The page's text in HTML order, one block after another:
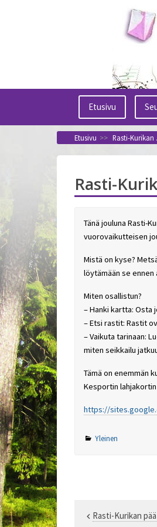
Etusivu
Etusivu >> Rasti-Kurikan
Rasti-
Tänä jouluna Rasti-
vuorovaikutteisen
Mistä on kyse?
löytämään se ennen
Miten osallistun?
– Hanki kartta: Osta
– Etsi rastit: Rastit
– Vaikuta tarinaan:
miten seikkailu
Tämä on enemmän
Kesportin
https://
Yleinen
Rasti-Kurikan